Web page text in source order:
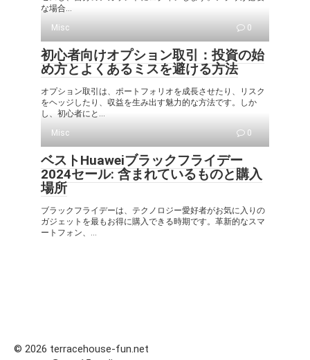
な場合...
Misc
0
初心者向けオプション取引：投資の始
め方とよくあるミスを避ける方法
オプション取引は、ポートフォリオを成長させたり、リスク
をヘッジしたり、収益を生み出す魅力的な方法です。しか
し、初心者にと...
Misc
0
ベストHuaweiブラックフライデー
2024セール: 含まれているものと購入
場所
ブラックフライデーは、テクノロジー愛好者がお気に入りの
ガジェットを最もお得に購入できる時期です。革新的なスマ
ートフォン、...
© 2026 terracehouse-fun.net